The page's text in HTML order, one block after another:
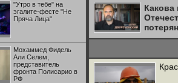
"Утро в тебе" на
эгалите-фесте "Не
Пряча Лица"
Мохаммед Фидель
Али Селем,
представитель
фронта Полисарио в
РФ